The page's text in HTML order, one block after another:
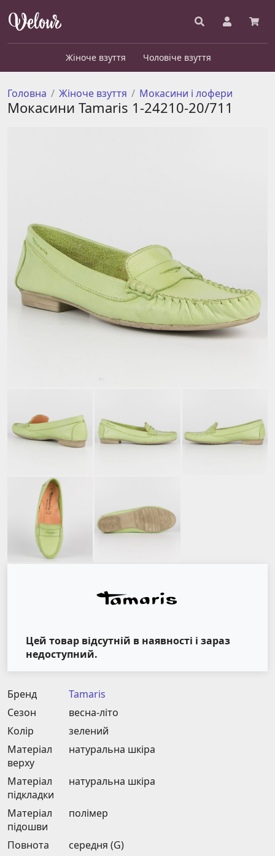
Жіноче взуття Чоловіче взуття
Головна Жіноче взуття Мокасини і лофери
Мокасини Tamaris 1-24210-20/711
Цей товар відсутній в наявності і зараз
недоступний.
Бренд
Tamaris
Сезон
весна-літо
Колір
зелений
Матеріал
верху
натуральна шкіра
Матеріал
підкладки
натуральна шкіра
Матеріал
підошви
полімер
Повнота
середня (G)